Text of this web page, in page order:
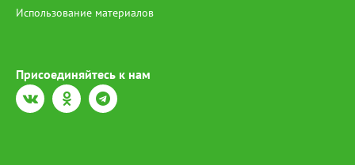
Использование материалов
Присоединяйтесь к нам